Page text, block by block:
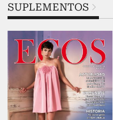
SUPLEMENTOS